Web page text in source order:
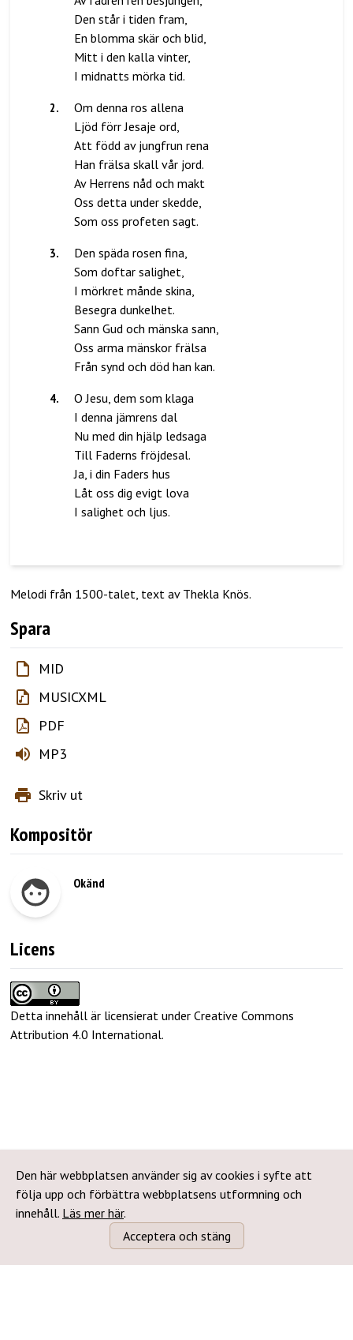
Den står i tiden fram,
En blomma skär och blid,
Mitt i den kalla vinter,
2.
Om denna ros allena
Ljöd förr Jesaje ord,
Att född av jungfrun rena
Han frälsa skall vår jord.
Av Herrens nåd och makt
Oss detta under skedde,
3.
Den späda rosen fina,
Som doftar salighet,
I mörkret månde skina,
Besegra dunkelhet.
Sann Gud och mänska sann,
Oss arma mänskor frälsa
4.
O Jesu, dem som klaga
I denna jämrens dal
Nu med din hjälp ledsaga
Till Faderns fröjdesal.
Ja, i din Faders hus
Låt oss dig evigt lova
I salighet och ljus.
Melodi från 1500-talet, text av Thekla Knös.
Spara
MID
MUSICXML
PDF
MP3
Skriv ut
Kompositör
Okänd
Licens
Detta innehåll är licensierat under Creative Commons
Attribution 4.0 International.
Den här webbplatsen använder sig av cookies i syfte att
följa upp och förbättra webbplatsens utformning och
innehåll. Läs mer här.
Acceptera och stäng